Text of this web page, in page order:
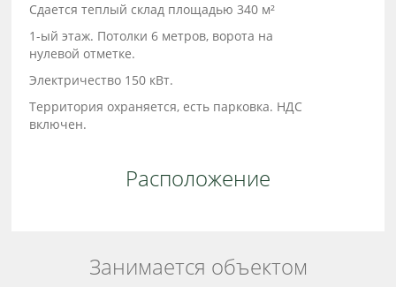
Сдается теплый склад площадью 340 м²
1-ый этаж. Потолки 6 метров, ворота на
нулевой отметке.
Электричество 150 кВт.
Территория охраняется, есть парковка. НДС
включен.
Расположение
Занимается объектом